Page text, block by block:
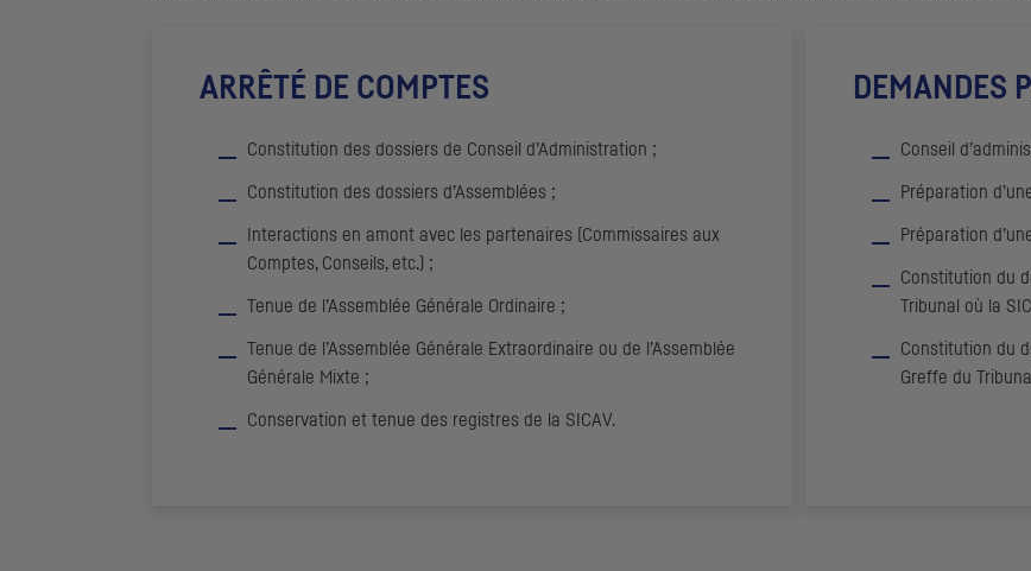
ARRÊTÉ DE COMPTES
Constitution des dossiers de Conseil d’Administration ;
Constitution des dossiers d’Assemblées ;
Interactions en amont avec les partenaires (Commissaires aux
Comptes, Conseils, etc.) ;
Tenue de l’Assemblée Générale Ordinaire ;
Tenue de l’Assemblée Générale Extraordinaire ou de l’Assemblée
Générale Mixte ;
Conservation et tenue des registres de la SICAV.
DEMANDES
Conseil
Préparation
Préparation
Constitution du
Tribunal où la
Constitution du
Greffe du